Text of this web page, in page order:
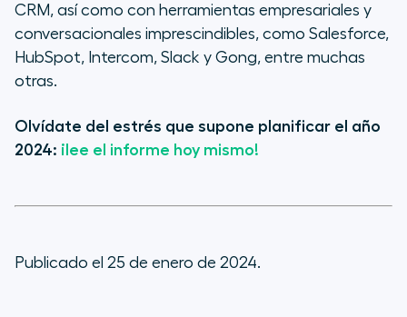
CRM, así como con herramientas empresariales y
conversacionales imprescindibles, como Salesforce,
HubSpot, Intercom, Slack y Gong, entre muchas
otras.
Olvídate del estrés que supone planificar el año
2024: ¡lee el informe hoy mismo!
Publicado el 25 de enero de 2024.